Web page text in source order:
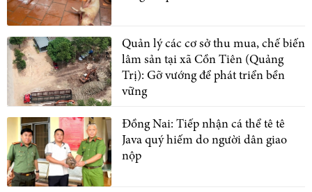
Quản lý các cơ sở thu mua, chế biến
lâm sản tại xã Cồn Tiên (Quảng
Trị): Gỡ vướng để phát triển bền
vững
Đồng Nai: Tiếp nhận cá thể tê tê
Java quý hiếm do người dân giao
nộp